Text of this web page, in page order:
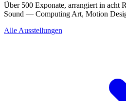
Über 500 Exponate, arrangiert in acht
Sound — Computing Art, Motion
Alle Ausstellungen